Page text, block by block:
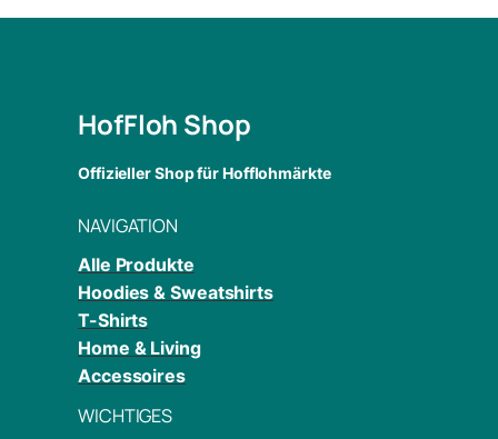
HofFloh Shop
Offizieller Shop für Hofflohmärkte
NAVIGATION
Alle Produkte
Hoodies & Sweatshirts
T-Shirts
Home & Living
Accessoires
WICHTIGES